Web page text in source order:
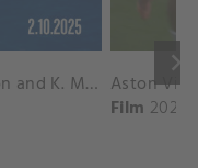
keyboard_arrow_right
A. Krunic and A. Danilina vs. P. Hon and K. Muchova Match Highlights - BEIJING_Capital Group Diamond ( October 02, 2025)
Film 2026